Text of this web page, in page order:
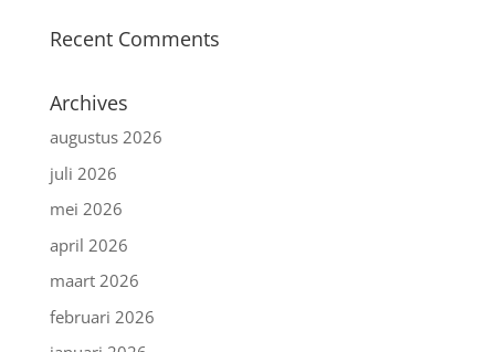
Recent Comments
Archives
augustus 2026
juli 2026
mei 2026
april 2026
maart 2026
februari 2026